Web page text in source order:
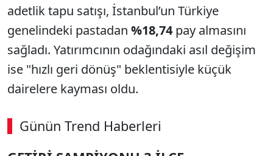
adetlik tapu satışı, İstanbul’un Türkiye
genelindeki pastadan %18,74 pay almasını
sağladı. Yatırımcının odağındaki asıl değişim
ise "hızlı geri dönüş" beklentisiyle küçük
dairelere kayması oldu.
Günün Trend Haberleri